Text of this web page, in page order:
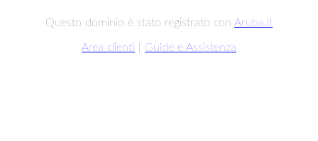
Questo dominio è stato registrato con Aruba.it
Area clienti Guide e Assistenza